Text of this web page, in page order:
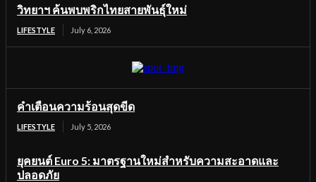
วิทยาฯ ค้นพบพริกไทยสายพันธุ์ใหม่
LIFESTYLE July 6, 2026
คำเตือนความร้อนสุดขีด
LIFESTYLE July 5, 2026
ยุคยนต์ Euro 5: มาตรฐานใหม่สำหรับความสะอาดและ
ปลอดภัย